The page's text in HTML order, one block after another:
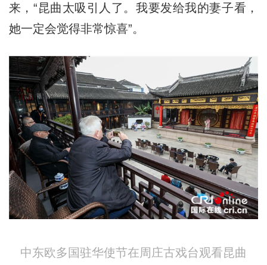
来，“昆曲太吸引人了。我要发给我的妻子看，
她一定会觉得非常惊喜”。
中东欧多国驻华使节在周庄古戏台观看昆曲